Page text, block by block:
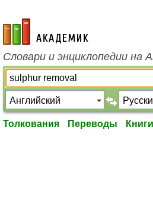
academic.ru
Словари и энциклопедии на
Толкования Переводы Книги